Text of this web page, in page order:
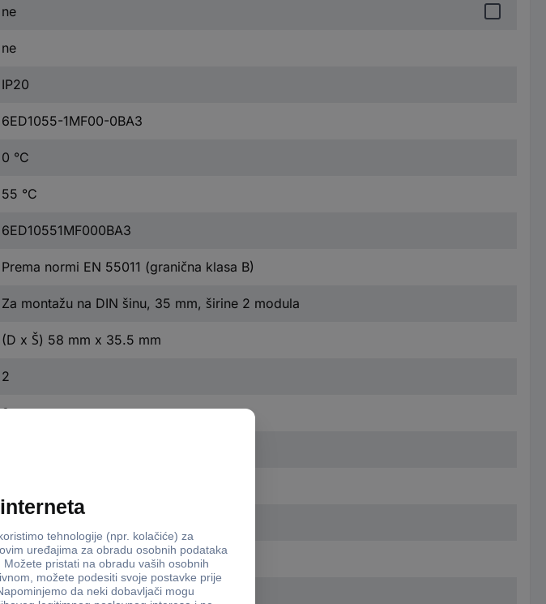
ne
ne
IP20
6ED1055-1MF00-0BA3
0 °C
55 °C
6ED10551MF000BA3
Prema normi EN 55011 (granična klasa B)
Za montažu na DIN šinu, 35 mm, širine 2 modula
(D x Š) 58 mm x 35.5 mm
2
2
Logo! 9
ne